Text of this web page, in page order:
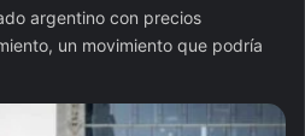
argentino con precios
un movimiento que podría